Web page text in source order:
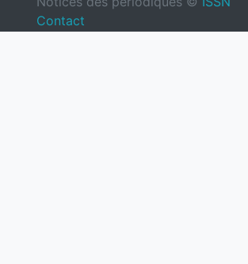
Contact